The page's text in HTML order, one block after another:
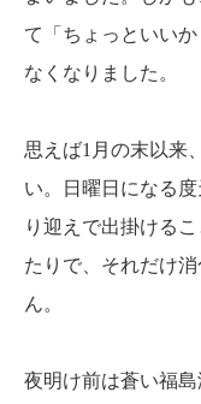
て「ちょっといい
なくなりました。
思えば1月の末以来
い。日曜日になる
り迎えで出掛ける
たりで、それだけ
ん。
夜明け前は蒼い福